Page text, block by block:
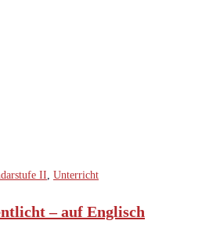
II Unterricht
– auf Englisch